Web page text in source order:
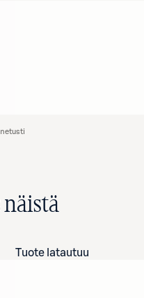
näistä
Tuote latautuu